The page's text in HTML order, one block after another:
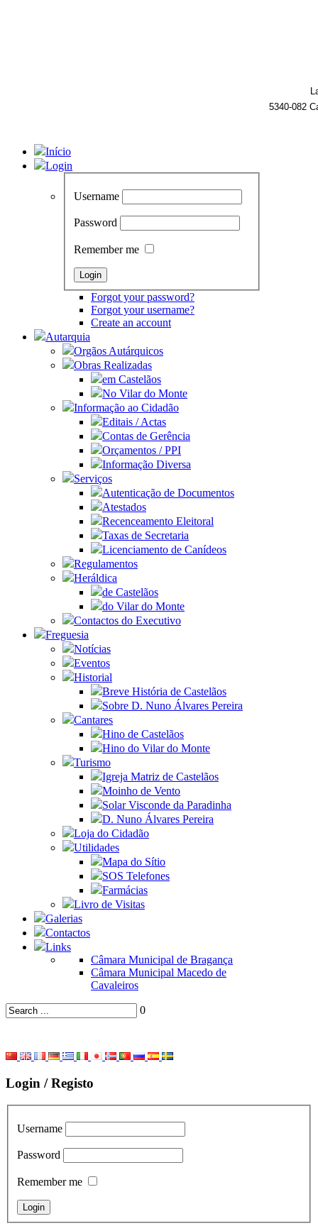
5340-082
Início
Login
Username
Password
Remember me
Forgot your password?
Forgot your username?
Create an account
Autarquia
Orgãos Autárquicos
Obras Realizadas
em Castelãos
No Vilar do Monte
Informação ao Cidadão
Editais / Actas
Contas de Gerência
Orçamentos / PPI
Informação Diversa
Serviços
Autenticação de Documentos
Atestados
Recenceamento Eleitoral
Taxas de Secretaria
Licenciamento de Canídeos
Regulamentos
Heráldica
de Castelãos
do Vilar do Monte
Contactos do Executivo
Freguesia
Notícias
Eventos
Historial
Breve História de Castelãos
Sobre D. Nuno Álvares Pereira
Cantares
Hino de Castelãos
Hino do Vilar do Monte
Turismo
Igreja Matriz de Castelãos
Moinho de Vento
Solar Visconde da Paradinha
D. Nuno Álvares Pereira
Loja do Cidadão
Utilidades
Mapa do Sítio
SOS Telefones
Farmácias
Livro de Visitas
Galerias
Contactos
Links
Câmara Municipal de Bragança
Câmara Municipal Macedo de
Cavaleiros
0
Login / Registo
Username
Password
Remember me